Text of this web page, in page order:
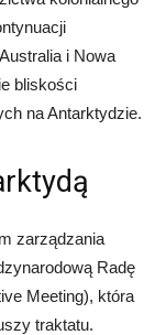
i Nowa
bliskości
na Antarktydzie.
zarządzania
Radę
Meeting), która
traktatu.